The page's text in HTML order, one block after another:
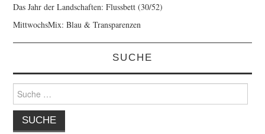
Das Jahr der Landschaften: Flussbett (30/52)
MittwochsMix: Blau & Transparenzen
SUCHE
nach: